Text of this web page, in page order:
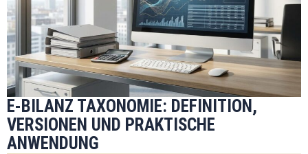
E-BILANZ TAXONOMIE: DEFINITION,
VERSIONEN UND PRAKTISCHE
ANWENDUNG